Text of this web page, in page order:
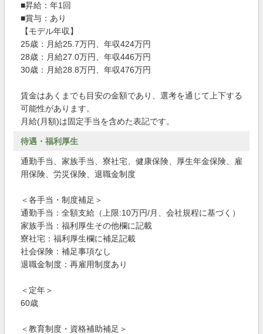
■昇給：年1回
■賞与：あり
【モデル年収】
25歳：月給25.7万円、年収424万円
28歳：月給27.0万円、年収446万円
30歳：月給28.8万円、年収476万円
賃金はあくまでも目安の金額であり、選考を通じて上下する
可能性があります。
月給(月額)は固定手当を含めた表記です。
待遇・福利厚生
通勤手当、家族手当、寮社宅、健康保険、厚生年金保険、雇
用保険、労災保険、退職金制度
＜各手当・制度補足＞
通勤手当：全額支給（上限:10万円/月、会社規程に基づく）
家族手当：福利厚生その他欄に記載
寮社宅：福利厚生欄に補足記載
社会保険：補足事項なし
退職金制度：再雇用制度あり
＜定年＞
60歳
＜教育制度・資格補助補足＞